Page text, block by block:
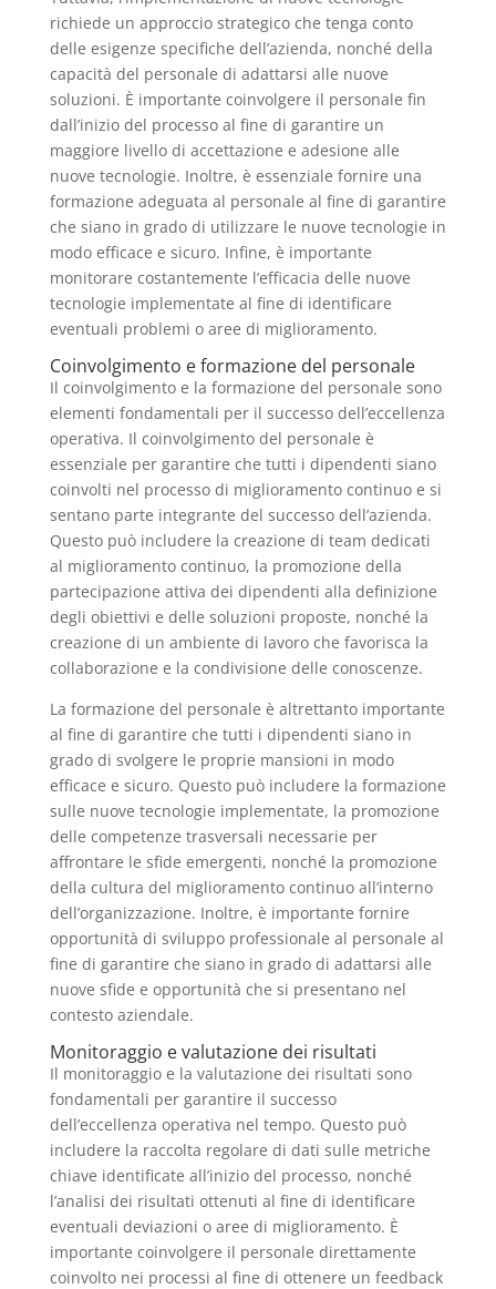
richiede un approccio strategico che tenga conto
delle esigenze specifiche dell’azienda, nonché della
capacità del personale di adattarsi alle nuove
soluzioni. È importante coinvolgere il personale fin
dall’inizio del processo al fine di garantire un
maggiore livello di accettazione e adesione alle
nuove tecnologie. Inoltre, è essenziale fornire una
formazione adeguata al personale al fine di garantire
che siano in grado di utilizzare le nuove tecnologie in
modo efficace e sicuro. Infine, è importante
monitorare costantemente l’efficacia delle nuove
tecnologie implementate al fine di identificare
eventuali problemi o aree di miglioramento.
Coinvolgimento e formazione del personale
Il coinvolgimento e la formazione del personale sono
elementi fondamentali per il successo dell’eccellenza
operativa. Il coinvolgimento del personale è
essenziale per garantire che tutti i dipendenti siano
coinvolti nel processo di miglioramento continuo e si
sentano parte integrante del successo dell’azienda.
Questo può includere la creazione di team dedicati
al miglioramento continuo, la promozione della
partecipazione attiva dei dipendenti alla definizione
degli obiettivi e delle soluzioni proposte, nonché la
creazione di un ambiente di lavoro che favorisca la
collaborazione e la condivisione delle conoscenze.
La formazione del personale è altrettanto importante
al fine di garantire che tutti i dipendenti siano in
grado di svolgere le proprie mansioni in modo
efficace e sicuro. Questo può includere la formazione
sulle nuove tecnologie implementate, la promozione
delle competenze trasversali necessarie per
affrontare le sfide emergenti, nonché la promozione
della cultura del miglioramento continuo all’interno
dell’organizzazione. Inoltre, è importante fornire
opportunità di sviluppo professionale al personale al
fine di garantire che siano in grado di adattarsi alle
nuove sfide e opportunità che si presentano nel
contesto aziendale.
Monitoraggio e valutazione dei risultati
Il monitoraggio e la valutazione dei risultati sono
fondamentali per garantire il successo
dell’eccellenza operativa nel tempo. Questo può
includere la raccolta regolare di dati sulle metriche
chiave identificate all’inizio del processo, nonché
l’analisi dei risultati ottenuti al fine di identificare
eventuali deviazioni o aree di miglioramento. È
importante coinvolgere il personale direttamente
coinvolto nei processi al fine di ottenere un feedback